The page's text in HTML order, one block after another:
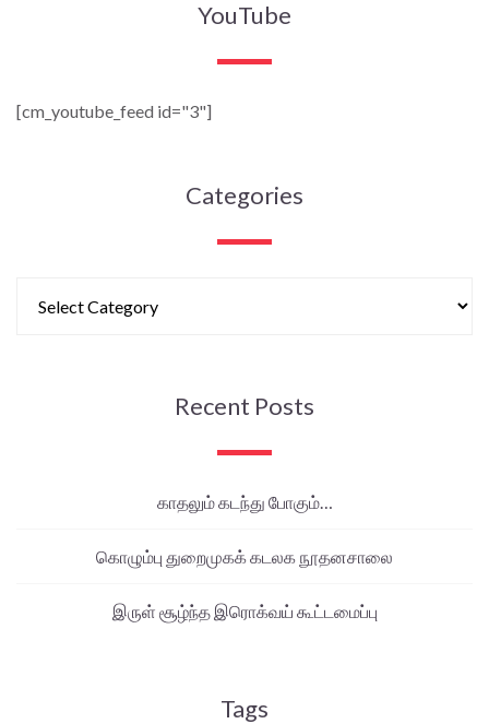
YouTube
[cm_youtube_feed id="3"]
Categories
Recent Posts
காதலும் கடந்து போகும்…
கொழும்பு துறைமுகக் கடலக நூதனசாலை
இருள் சூழ்ந்த இரொக்வய் கூட்டமைப்பு
Tags